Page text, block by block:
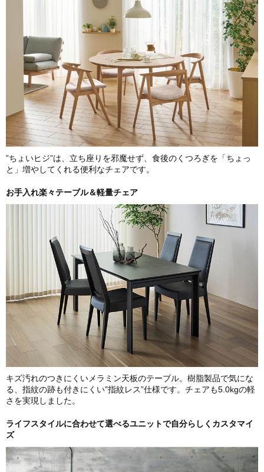
”ちょいヒジ”は、立ち座りを邪魔せず、食後のくつろぎを「ちょっ
と」増やしてくれる便利なチェアです。
お手入れ楽々テーブル＆軽量チェア
キズ汚れのつきにくいメラミン天板のテーブル。樹脂製品で気にな
る、指紋の跡も付きにくい”指紋レス”仕様です。チェアも5.0kgの軽
さを実現しました。
ライフスタイルに合わせて選べるユニットで自分らしくカスタマイ
ズ